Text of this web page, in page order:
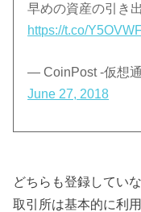
早めの資産の引き
https://t.co/
— CoinPost -仮想
June 27, 2018
どちらも登録してい
取引所は基本的に利